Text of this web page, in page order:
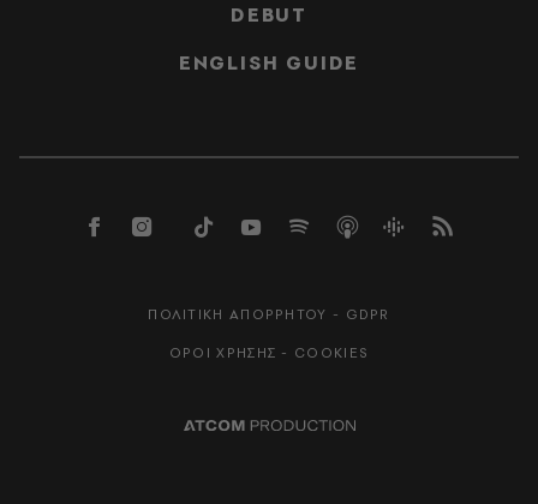
DEBUT
ENGLISH GUIDE
ΠΟΛΙΤΙΚΗ ΑΠΟΡΡΗΤΟΥ - GDPR
ΟΡΟΙ ΧΡΗΣΗΣ - COOKIES